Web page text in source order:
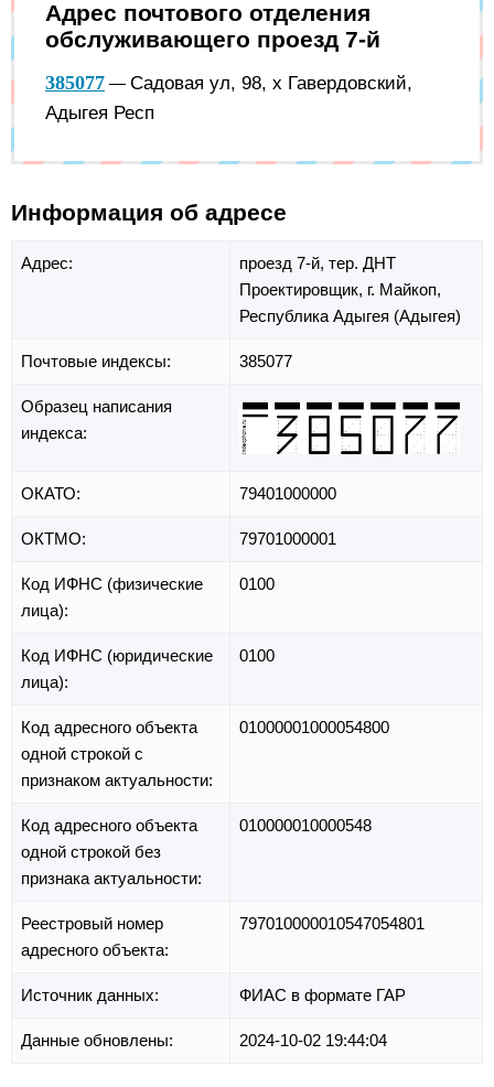
Адрес почтового отделения
обслуживающего проезд 7-й
385077 — Садовая ул, 98, х Гавердовский,
Адыгея Респ
Информация об адресе
Адрес: проезд 7-й, тер. ДНТ
Проектировщик, г. Майкоп,
Республика Адыгея (Адыгея)
Почтовые индексы: 385077
Образец написания
индекса:
ОКАТО: 79401000000
ОКТМО: 79701000001
Код ИФНС (физические
лица):
0100
Код ИФНС (юридические
лица):
0100
Код адресного объекта
одной строкой с
признаком актуальности:
01000001000054800
Код адресного объекта
одной строкой без
признака актуальности:
010000010000548
Реестровый номер
адресного объекта:
797010000010547054801
Источник данных: ФИАС в формате ГАР
Данные обновлены: 2024-10-02 19:44:04